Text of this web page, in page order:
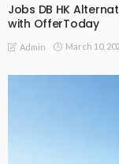
Jobs DB HK
with OfferToday
Admin March 10,